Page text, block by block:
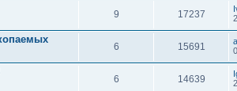
9 17237
6 15691
6 14639